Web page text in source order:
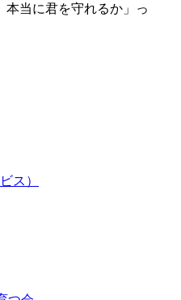
本当に君を守れるか」っ
ス）